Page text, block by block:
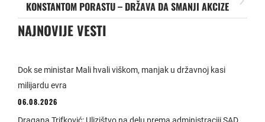
KONSTANTOM PORASTU – DRŽAVA DA SMANJI AKCIZE
NAJNOVIJE VESTI
Dok se ministar Mali hvali viškom, manjak u državnoj kasi
milijardu evra
06.08.2026